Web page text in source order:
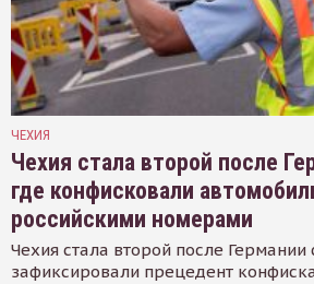
ЧЕХИЯ
Чехия стала второй после
где конфисковали
российскими номерами
Чехия стала второй после Германии
зафиксировали прецедент